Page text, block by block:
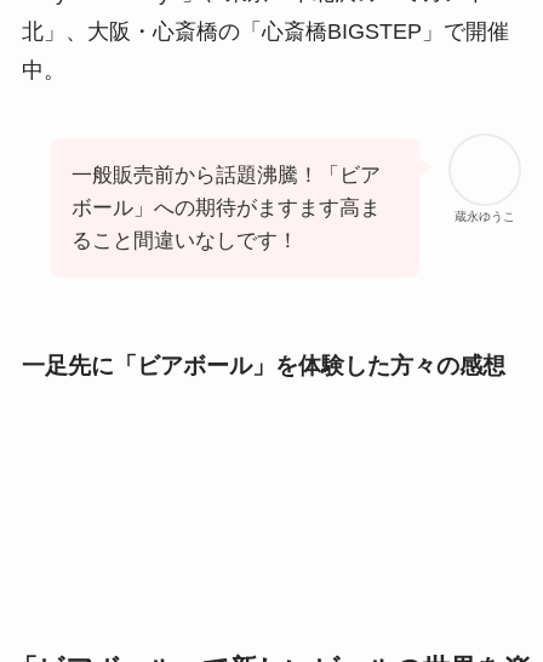
北」、大阪・心斎橋の「心斎橋BIGSTEP」で開催
中。
蔵永ゆうこ
一般販売前から話題沸騰！「ビア
ボール」への期待がますます高ま
ること間違いなしです！
一足先に「ビアボール」を体験した方々の感想